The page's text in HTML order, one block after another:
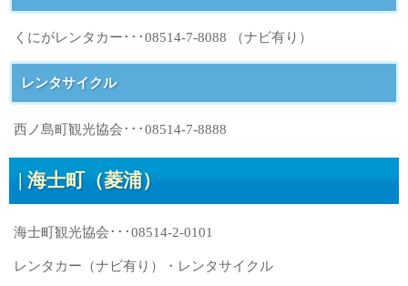
くにがレンタカー･･･08514-7-8088 （ナビ有り）
レンタサイクル
西ノ島町観光協会･･･08514-7-8888
海士町（菱浦）
海士町観光協会･･･08514-2-0101
レンタカー（ナビ有り）・レンタサイクル